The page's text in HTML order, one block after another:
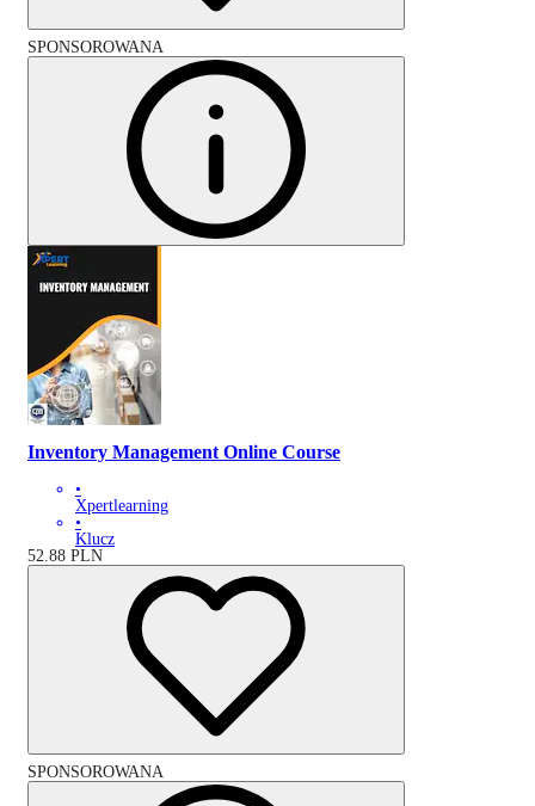
SPONSOROWANA
Inventory Management Online Course
•
Xpertlearning
•
Klucz
52.88 PLN
SPONSOROWANA